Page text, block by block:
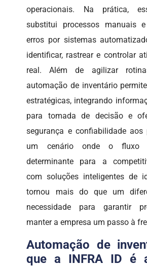
operacionais. Na prática,
substitui processos manuais
erros por sistemas
identificar, rastrear e controlar
real. Além de agilizar
automação de inventário
estratégicas, integrando
para tomada de decisão e
segurança e confiabilidade aos
um cenário onde o fluxo
determinante para a
com soluções inteligentes de
tornou mais do que um
necessidade para garantir
manter a empresa um passo à
Automação de
que a INFRA ID é